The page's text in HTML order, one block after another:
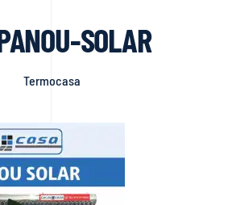
SOLAR
Termocasa